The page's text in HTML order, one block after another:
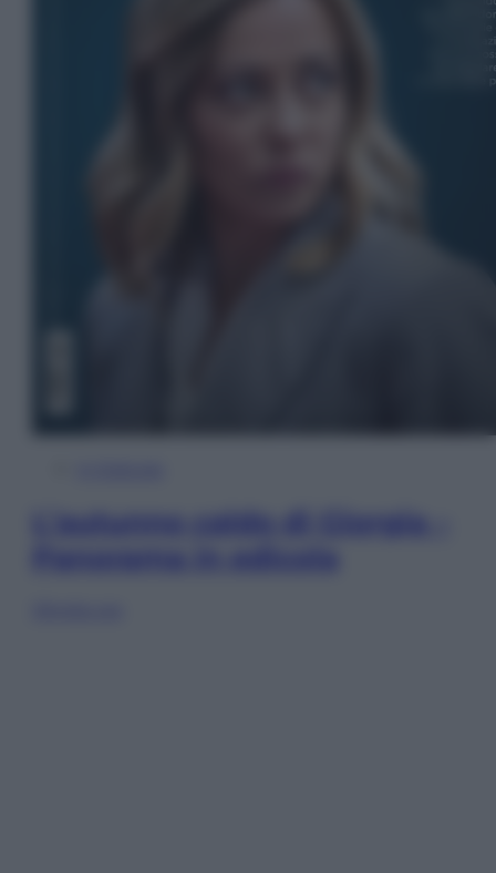
L’autunno caldo di Giorgia –